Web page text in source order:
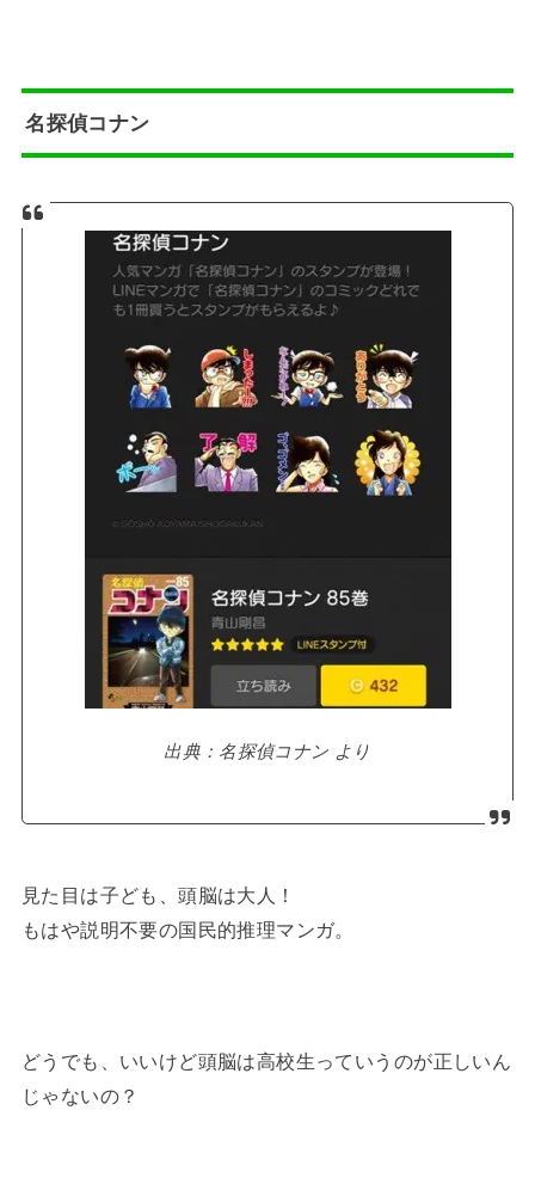
名探偵コナン
出典：名探偵コナン より
見た目は子ども、頭脳は大人！
もはや説明不要の国民的推理マンガ。
どうでも、いいけど頭脳は高校生っていうのが正しいん
じゃないの？